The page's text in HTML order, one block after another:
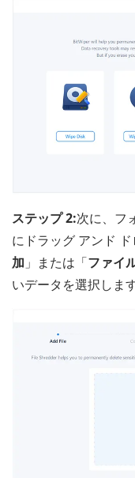
ステップ 2:次に、フ
にドラッグ アンド
加 」または「ファイ
いデータを選択します